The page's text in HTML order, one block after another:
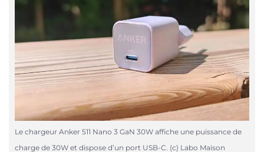
Le chargeur Anker 511 Nano 3 GaN 30W affiche une puissance de
charge de 30W et dispose d’un port USB-C. (c) Labo Maison